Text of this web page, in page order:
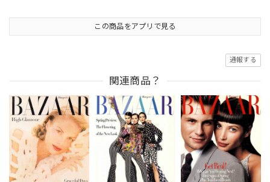
この商品をアプリで見る
通報する
関連商品？